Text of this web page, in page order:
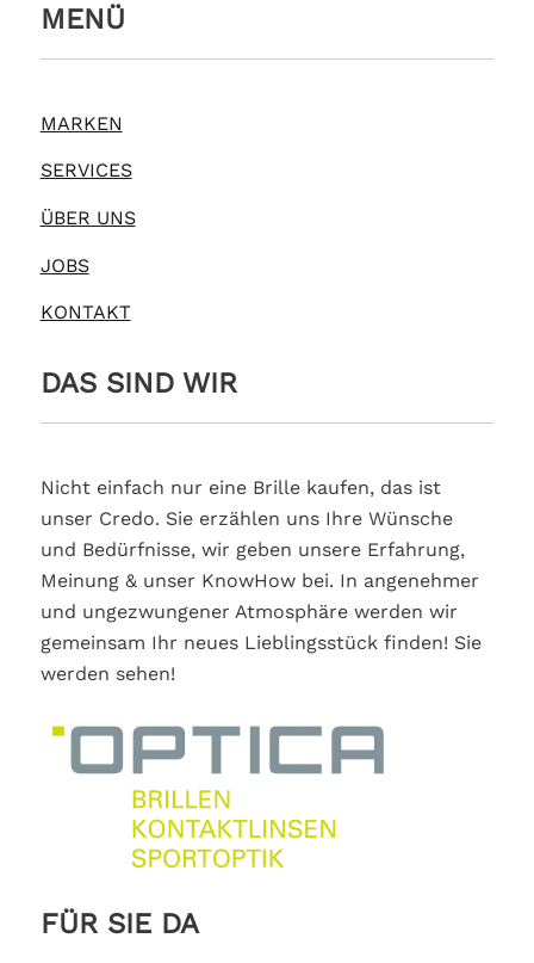
MENÜ
MARKEN
SERVICES
ÜBER UNS
JOBS
KONTAKT
DAS SIND WIR
Nicht einfach nur eine Brille kaufen, das ist
unser Credo. Sie erzählen uns Ihre Wünsche
und Bedürfnisse, wir geben unsere Erfahrung,
Meinung & unser KnowHow bei. In angenehmer
und ungezwungener Atmosphäre werden wir
gemeinsam Ihr neues Lieblingsstück finden! Sie
werden sehen!
FÜR SIE DA